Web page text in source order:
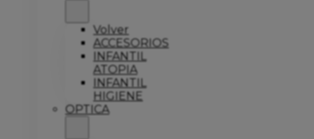
Volver
ACCESORIOS
INFANTIL
ATOPIA
INFANTIL
HIGIENE
OPTICA